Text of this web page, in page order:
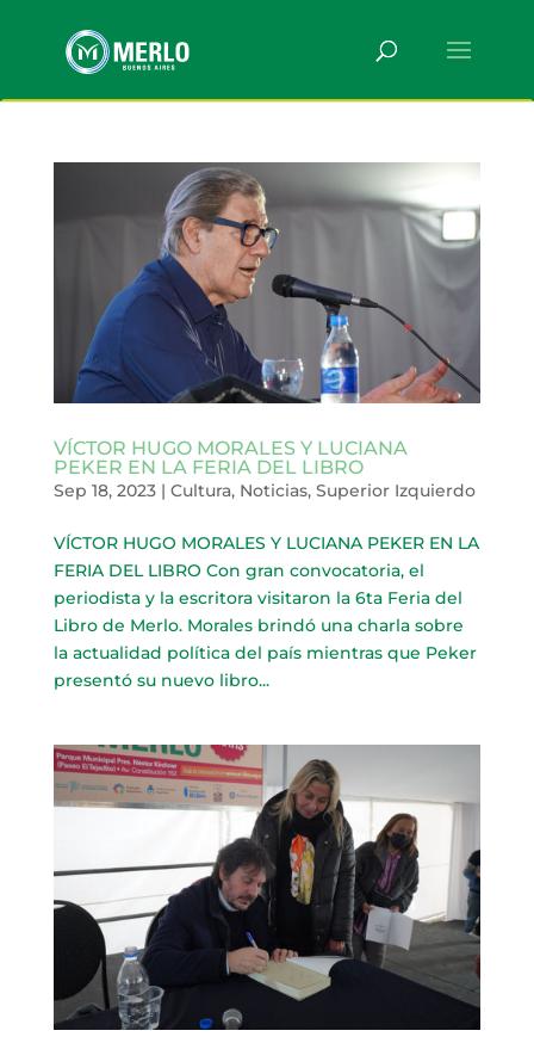
VÍCTOR HUGO MORALES Y LUCIANA
PEKER EN LA FERIA DEL LIBRO
Sep 18, 2023| Cultura, Noticias, Superior Izquierdo
VÍCTOR HUGO MORALES Y LUCIANA PEKER EN LA
FERIA DEL LIBRO Con gran convocatoria, el
periodista y la escritora visitaron la 6ta Feria del
Libro de Merlo. Morales brindó una charla sobre
la actualidad política del país mientras que Peker
presentó su nuevo libro...